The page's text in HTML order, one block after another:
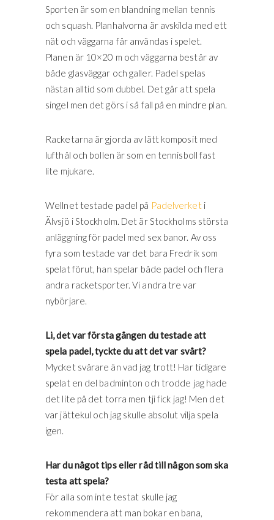
Sporten är som en blandning mellan tennis
och squash. Planhalvorna är avskilda med ett
nät och väggarna får användas i spelet.
Planen är 10×20 m och väggarna består av
både glasväggar och galler. Padel spelas
nästan alltid som dubbel. Det går att spela
singel men det görs i så fall på en mindre plan.
Racketarna är gjorda av lätt komposit med
lufthål och bollen är som en tennisboll fast
lite mjukare.
Wellnet testade padel på Padelverketi
Älvsjö i Stockholm. Det är Stockholms största
anläggning för padel med sex banor. Av oss
fyra som testade var det bara Fredrik som
spelat förut, han spelar både padel och flera
andra racketsporter. Vi andra tre var
nybörjare.
Li, det var första gången du testade att
spela padel, tyckte du att det var svårt?
Mycket svårare än vad jag trott! Har tidigare
spelat en del badminton och trodde jag hade
det lite på det torra men tji fick jag! Men det
var jättekul och jag skulle absolut vilja spela
igen.
Har du något tips eller råd till någon som ska
testa att spela?
För alla som inte testat skulle jag
rekommendera att man bokar en bana,